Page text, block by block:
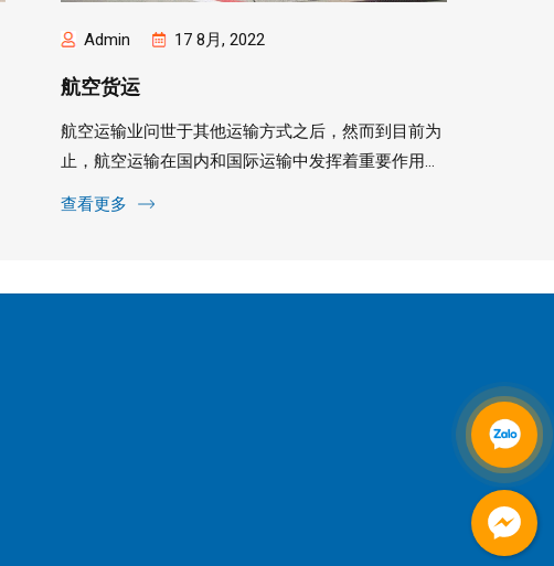
Admin 17 8月, 2022
航空货运
航空运输业问世于其他运输方式之后，然而到目前为
止，航空运输在国内和国际运输中发挥着重要作用。
由于了解客户的喜爱......
查看更多